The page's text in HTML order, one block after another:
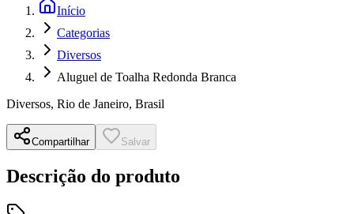
Início
Categorias
Diversos
Aluguel de Toalha Redonda Branca
Diversos, Rio de Janeiro, Brasil
Compartilhar Salvar
Descrição do produto